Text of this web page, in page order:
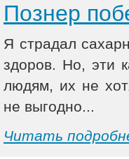
Познер
Я страдал
здоров. Но, эти
людям, их не
не выгодно...
Читать